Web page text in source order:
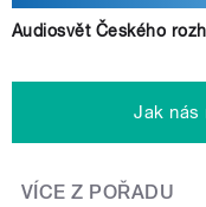
Audiosvět Českého
Jak nás
VÍCE Z POŘADU